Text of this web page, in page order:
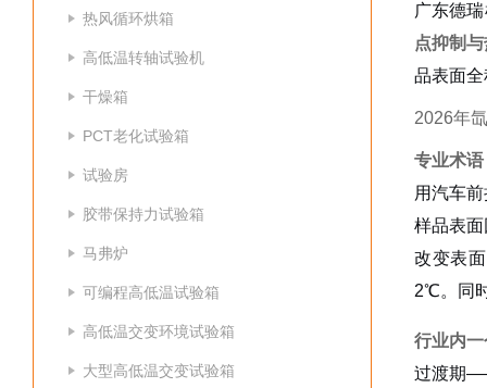
热风循环烘箱
高低温转轴试验机
干燥箱
PCT老化试验箱
试验房
胶带保持力试验箱
马弗炉
可编程高低温试验箱
高低温交变环境试验箱
大型高低温交变试验箱
广东德
点抑制
品表面
2026年
专业术
用汽车
样品表
改变表
2℃。同
行业内
过渡期